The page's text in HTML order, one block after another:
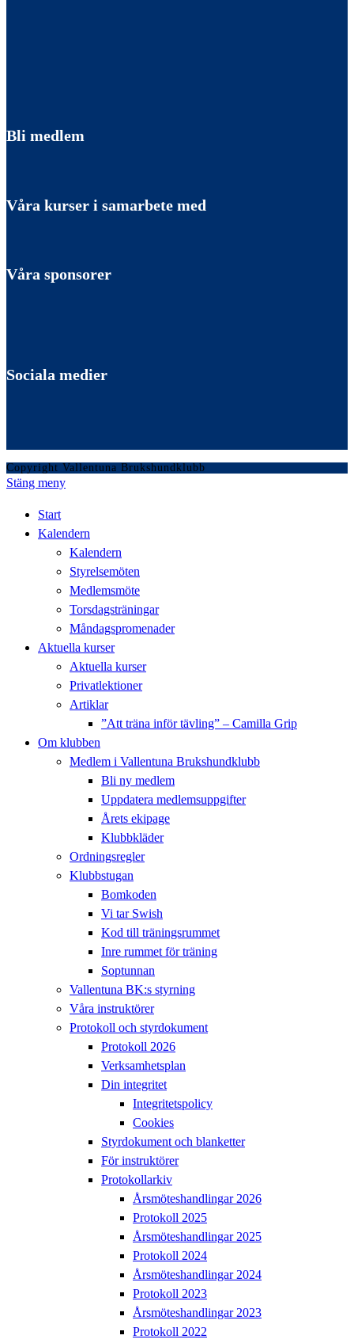
Bli medlem
Våra kurser i samarbete med
Våra sponsorer
Sociala medier
Copyright Vallentuna Brukshundklubb
Stäng meny
Start
Kalendern
Kalendern
Styrelsemöten
Medlemsmöte
Torsdagsträningar
Måndagspromenader
Aktuella kurser
Aktuella kurser
Privatlektioner
Artiklar
”Att träna inför tävling” – Camilla Grip
Om klubben
Medlem i Vallentuna Brukshundklubb
Bli ny medlem
Uppdatera medlemsuppgifter
Årets ekipage
Klubbkläder
Ordningsregler
Klubbstugan
Bomkoden
Vi tar Swish
Kod till träningsrummet
Inre rummet för träning
Soptunnan
Vallentuna BK:s styrning
Våra instruktörer
Protokoll och styrdokument
Protokoll 2026
Verksamhetsplan
Din integritet
Integritetspolicy
Cookies
Styrdokument och blanketter
För instruktörer
Protokollarkiv
Årsmöteshandlingar 2026
Protokoll 2025
Årsmöteshandlingar 2025
Protokoll 2024
Årsmöteshandlingar 2024
Protokoll 2023
Årsmöteshandlingar 2023
Protokoll 2022